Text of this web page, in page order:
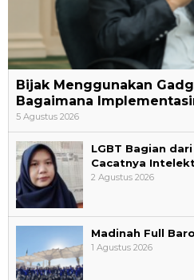
Bijak Menggunakan
Bagaimana
5 Agustus 2026
LGBT Bagian
Cacatnya
2 Agustus 2026
Madinah Full
1 Agustus 2026